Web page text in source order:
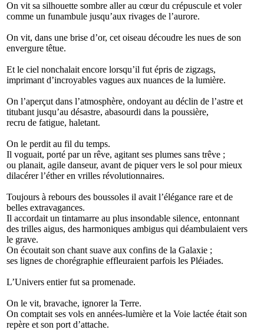
On vit sa silhouette sombre aller au cœur du crépuscule et voler
comme un funambule jusqu’aux rivages de l’aurore.
On vit, dans une brise d’or, cet oiseau découdre les nues de son
envergure têtue.
Et le ciel nonchalait encore lorsqu’il fut épris de zigzags,
imprimant d’incroyables vagues aux nuances de la lumière.
On l’aperçut dans l’atmosphère, ondoyant au déclin de l’astre et
titubant jusqu’au désastre, abasourdi dans la poussière,
recru de fatigue, haletant.
On le perdit au fil du temps.
Il voguait, porté par un rêve, agitant ses plumes sans trêve ;
ou planait, agile danseur, avant de piquer vers le sol pour mieux
dilacérer l’éther en vrilles révolutionnaires.
Toujours à rebours des boussoles il avait l’élégance rare et de
belles extravagances.
Il accordait un tintamarre au plus insondable silence, entonnant
des trilles aigus, des harmoniques ambigus qui déambulaient vers
le grave.
On écoutait son chant suave aux confins de la Galaxie ;
ses lignes de chorégraphie effleuraient parfois les Pléiades.
L’Univers entier fut sa promenade.
On le vit, bravache, ignorer la Terre.
On comptait ses vols en années-lumière et la Voie lactée était son
repère et son port d’attache.